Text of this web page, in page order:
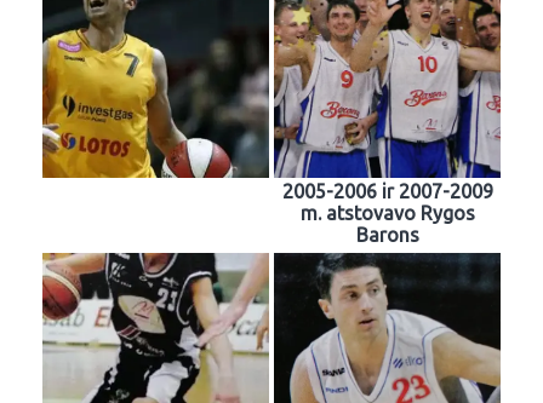
2005-2006 ir 2007-2009
m. atstovavo Rygos
Barons